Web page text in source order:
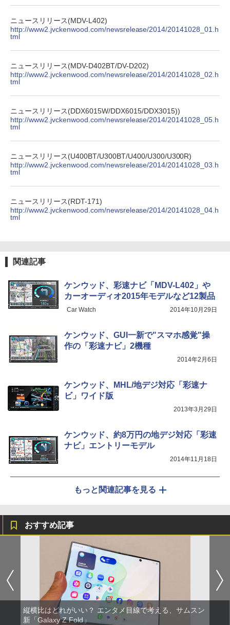
ニュースリリース(MDV-L402)
http://www2.jvckenwood.com/newsrelease/2014/20141028_01.h
tml
ニュースリリース(MDV-D402BT/DV-D202)
http://www2.jvckenwood.com/newsrelease/2014/20141028_02.h
tml
ニュースリリース(DDX6015W/DDX6015/DDX3015))
http://www2.jvckenwood.com/newsrelease/2014/20141028_05.h
tml
ニュースリリース(U400BT/U300BT/U400/U300/U300R)
http://www2.jvckenwood.com/newsrelease/2014/20141028_03.h
tml
ニュースリリース(RDT-171)
http://www2.jvckenwood.com/newsrelease/2014/20141028_04.h
tml
関連記事
ケンウッド、彩速ナビ「MDV-L402」や
カーオーディオ2015年モデルなど12製品
Car Watch 2014年10月29日
ケンウッド、GUI一新で"スマホ感覚"操
作の「彩速ナビ」2機種
2014年2月6日
ケンウッド、MHL/地デジ対応「彩速ナ
ビ」ワイド版
2013年3月29日
ケンウッド、約8万円の地デジ対応「彩速
ナビ」エントリーモデル
2014年11月18日
もっと関連記事を見る
おすすめ記事
縦横比はどれがいい？ エンタメ目線で考える、サムスン
新「Galaxy Z Fold」